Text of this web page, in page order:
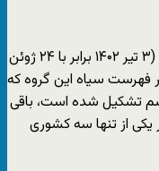
گروه ویژه اقدام مالی (اف‌ای‌تی‌اف)‌ اعلام کرد (۳ تیر ۱۴۰۲ برابر با ۲۴ ژوئن
فهرست سیاه این گروه که
تشکیل شده است، باقی
یکی از تنها سه کشوری